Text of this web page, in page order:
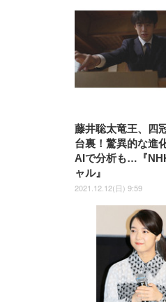
藤井聡太竜王、四
台裏！驚異的な進
AIで分析も…『
ャル』
2021.12.12(日) 9:59